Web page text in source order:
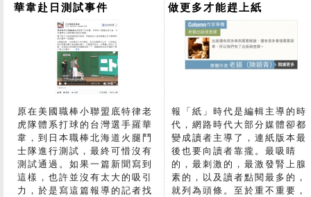
華韋赴日測試事件
原在美國職棒小聯盟底特律老
虎隊體系打球的台灣選手羅華
韋，到日本職棒北海道火腿鬥
士隊進行測試，最終可惜沒有
測試通過。如果一篇新聞寫到
這樣，也許並沒有太大的吸引
力，於是寫這篇報導的記者找
做更多才能趕上紙
報「紙」時代是編輯主導的時
代，網路時代大部分媒體卻都
變成讀者主導了，連紙版本最
後也要向讀者靠攏。最吸睛
的，最刺激的，最激發腎上腺
素的，以及讀者點閱最多的，
就列為頭條。至於重不重要，